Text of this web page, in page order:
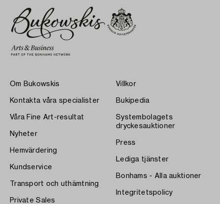
Om Bukowskis
Kontakta våra specialister
Våra Fine Art-resultat
Nyheter
Hemvärdering
Kundservice
Transport och uthämtning
Private Sales
Villkor
Bukipedia
Systembolagets
dryckesauktioner
Press
Lediga tjänster
Bonhams - Alla auktioner
Integritetspolicy